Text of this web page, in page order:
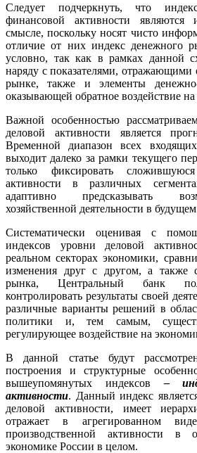
Следует подчеркнуть, что
финансовой активности являются
смысле, поскольку носят чисто
отличие от них индекс денежного
условно, так как в рамках данной
наряду с показателями,
рынке, также и элементы
оказывающей обратное воздействие
Важной особенностью
деловой активности является
Временной диапазон всех
выходит далеко за рамки текущего
только фиксировать
активности в различных
адаптивно предсказывать
хозяйственной деятельности в
Систематически оценивая с
индексов уровни деловой
реальном секторах экономики,
изменения друг с другом, а также
рынка, Центральный банк
контролировать результаты своей
различные варианты решений в
политики и, тем самым,
регулирующее воздействие на
В данной статье будут
построения и структурные
вышеупомянутых индексов–
активности. Данный индекс
деловой активности, имеет
отражает в агрегированном
производственной активности в
экономике России в целом.